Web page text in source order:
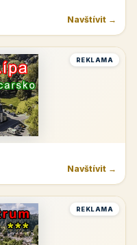
Navštívit →
REKLAMA
Navštívit →
REKLAMA